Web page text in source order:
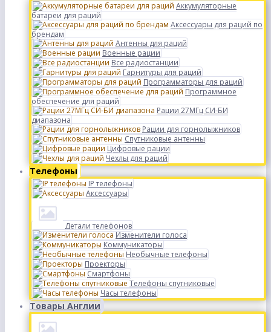
Аккумуляторные
батареи для раций
Аксессуары для раций по
брендам
Антенны для раций
Военные рации
Все радиостанции
Гарнитуры для раций
Программаторы для раций
Программное
обеспечение для раций
Рации 27МГц СИ-БИ
диапазона
Рации для горнолыжников
Спутниковые антенны
Цифровые рации
Чехлы для раций
Телефоны
IP телефоны
Аксессуары
Детали телефонов
Изменители голоса
Коммуникаторы
Необычные телефоны
Проекторы
Смартфоны
Телефоны спутниковые
Часы телефоны
Товары Англии